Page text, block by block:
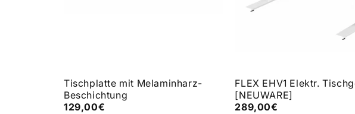
Tischplatte mit Melaminharz-
Beschichtung
129,00€
FLEX EHV1 Elektr.
[NEUWARE]
289,00€